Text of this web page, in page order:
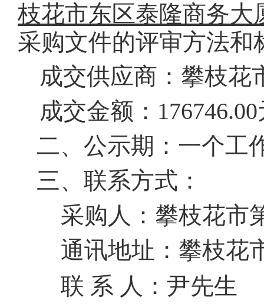
枝花市东区泰隆商务大
采购文件的评审方法
成交供应商：攀枝花
成交金额：
二、公示期：一个工
三、联系方式：
采购人：攀枝花市
通讯地址： 攀枝花
联 系 人：尹先生